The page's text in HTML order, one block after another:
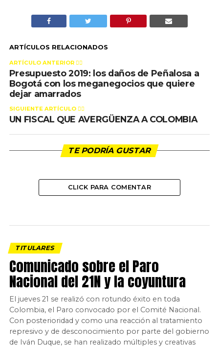
ARTÍCULOS RELACIONADOS
ARTÍCULO ANTERIOR 👉🏻
Presupuesto 2019: los daños de Peñalosa a
Bogotá con los meganegocios que quiere
dejar amarrados
SIGUIENTE ARTÍCULO 👈🏻
UN FISCAL QUE AVERGÜENZA A COLOMBIA
TE PODRÍA GUSTAR
CLICK PARA COMENTAR
TITULARES
Comunicado sobre el Paro
Nacional del 21N y la coyuntura
El jueves 21 se realizó con rotundo éxito en toda
Colombia, el Paro convocado por el Comité Nacional.
Con posterioridad y como una reacción al tratamiento
represivo y de desconocimiento por parte del gobierno
de Iván Duque, se han realizado múltiples y creativas